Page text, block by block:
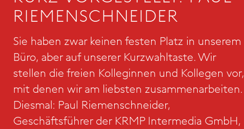
RIEMENSCHNEIDER
Sie haben zwar keinen festen Platz in unserem
Büro, aber auf unserer Kurzwahltaste. Wir
stellen die freien Kolleginnen und Kollegen vor,
mit denen wir am liebsten zusammenarbeiten.
Diesmal: Paul Riemenschneider,
Geschäftsführer der KRMP Intermedia GmbH,